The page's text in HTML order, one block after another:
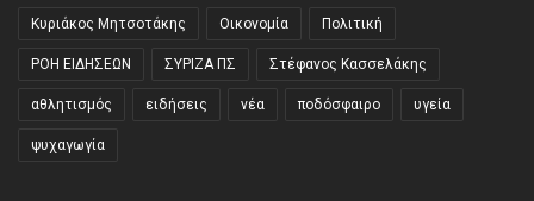
Κυριάκος Μητσοτάκης Οικονομία Πολιτική
ΡΟΗ ΕΙΔΗΣΕΩΝ ΣΥΡΙΖΑ ΠΣ Στέφανος Κασσελάκης
αθλητισμός ειδήσεις νέα ποδόσφαιρο υγεία
ψυχαγωγία